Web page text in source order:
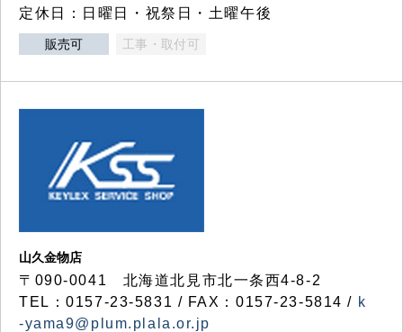
定休日：日曜日・祝祭日・土曜午後
販売可 工事・取付可
山久金物店
〒090-0041 北海道北見市北一条西4-8-2
TEL：0157-23-5831 / FAX：0157-23-5814 / k
-yama9@plum.plala.or.jp